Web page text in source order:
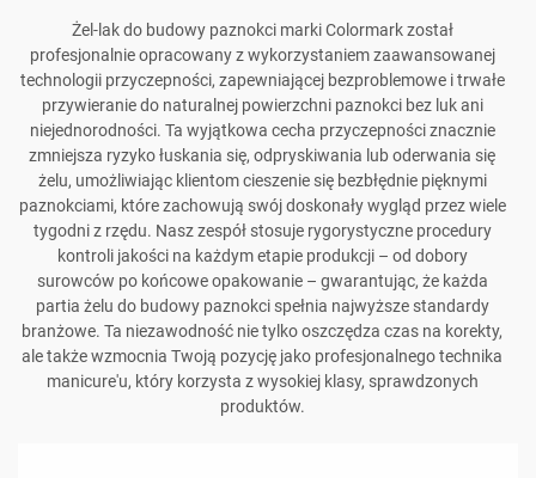
Żel-lak do budowy paznokci marki Colormark został
profesjonalnie opracowany z wykorzystaniem zaawansowanej
technologii przyczepności, zapewniającej bezproblemowe i trwałe
przywieranie do naturalnej powierzchni paznokci bez luk ani
niejednorodności. Ta wyjątkowa cecha przyczepności znacznie
zmniejsza ryzyko łuskania się, odpryskiwania lub oderwania się
żelu, umożliwiając klientom cieszenie się bezbłędnie pięknymi
paznokciami, które zachowują swój doskonały wygląd przez wiele
tygodni z rzędu. Nasz zespół stosuje rygorystyczne procedury
kontroli jakości na każdym etapie produkcji – od dobory
surowców po końcowe opakowanie – gwarantując, że każda
partia żelu do budowy paznokci spełnia najwyższe standardy
branżowe. Ta niezawodność nie tylko oszczędza czas na korekty,
ale także wzmocnia Twoją pozycję jako profesjonalnego technika
manicure'u, który korzysta z wysokiej klasy, sprawdzonych
produktów.